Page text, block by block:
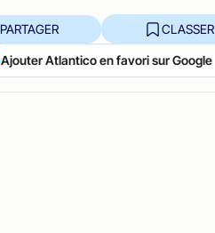
PARTAGER CLASSER
Ajouter Atlantico en favori sur Google